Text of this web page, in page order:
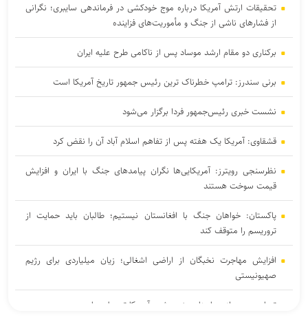
تحقیقات ارتش آمریکا درباره موج خودکشی در فرماندهی سایبری؛ نگرانی
از فشار‌های ناشی از جنگ و مأموریت‌های فزاینده
برکناری دو مقام ارشد موساد پس از ناکامی طرح علیه ایران
برنی سندرز: ترامپ خطرناک‌ ترین رئیس‌ جمهور تاریخ آمریکا است
نشست خبری رئیس‌جمهور فردا برگزار می‌شود
قشقاوی: آمریکا یک هفته پس از تفاهم اسلام آباد آن را نقض کرد
نظرسنجی رویترز: آمریکایی‌ها نگران پیامد‌های جنگ با ایران و افزایش
قیمت سوخت هستند
پاکستان: خواهان جنگ با افغانستان نیستیم؛ طالبان باید حمایت از
تروریسم را متوقف کند
افزایش مهاجرت نخبگان از اراضی اشغالی؛ زیان میلیاردی برای رژیم
صهیونیستی
تصاویر جدید از پهپاد‌های منهدم‌شده آمریکا توسط سپاه